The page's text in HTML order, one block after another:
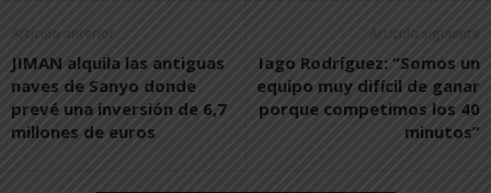
Artículo anterior
JIMAN alquila las antiguas
naves de Sanyo donde
prevé una inversión de 6,7
millones de euros
Artículo siguiente
Iago Rodríguez: “Somos un
equipo muy difícil de ganar
porque competimos los 40
minutos”